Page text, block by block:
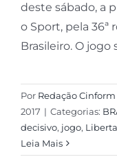
deste sábado, a
o Sport, pela 36ª
Brasileiro. O jogo
Por Redação Cinform
2017 | Categorias:
decisivo, jogo,
Leia Mais